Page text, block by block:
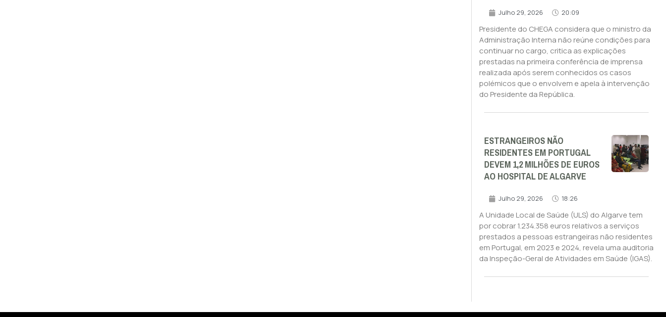
Julho 29, 2026 20:09
Presidente do CHEGA considera que o ministro da
Administração Interna não reúne condições para
continuar no cargo, critica as explicações
prestadas na primeira conferência de imprensa
realizada após serem conhecidos os casos
polémicos que o envolvem e apela à intervenção
do Presidente da República.
ESTRANGEIROS NÃO
RESIDENTES EM PORTUGAL
DEVEM 1,2 MILHÕES DE EUROS
AO HOSPITAL DE ALGARVE
Julho 29, 2026 18:26
A Unidade Local de Saúde (ULS) do Algarve tem
por cobrar 1.234.358 euros relativos a serviços
prestados a pessoas estrangeiras não residentes
em Portugal, em 2023 e 2024, revela uma auditoria
da Inspeção-Geral de Atividades em Saúde (IGAS).